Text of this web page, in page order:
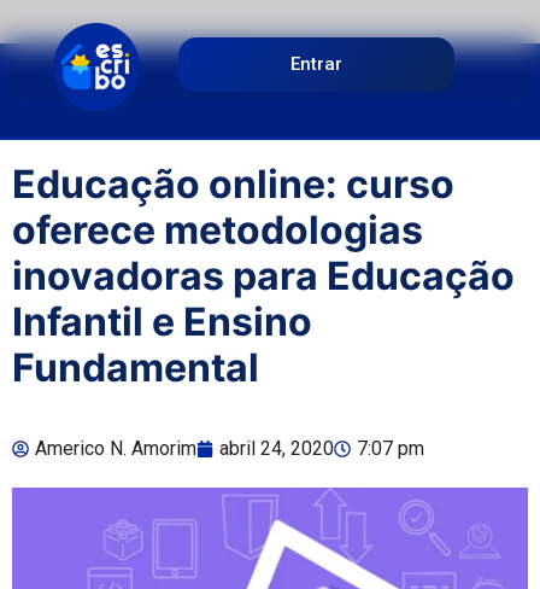
Entrar
Educação online: curso
oferece metodologias
inovadoras para Educação
Infantil e Ensino
Fundamental
Americo N. Amorim abril 24, 2020 7:07 pm